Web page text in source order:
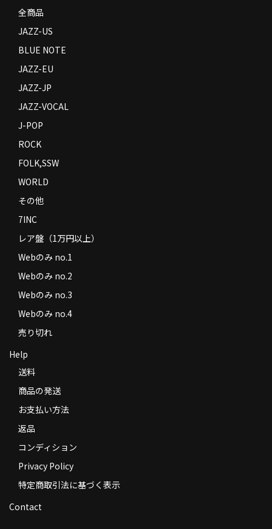
全商品
JAZZ-US
BLUE NOTE
JAZZ-EU
JAZZ-JP
JAZZ-VOCAL
J-POP
ROCK
FOLK,SSW
WORLD
その他
7INC
レア盤（1万円以上）
Webのみ no.1
Webのみ no.2
Webのみ no.3
Webのみ no.4
売り切れ
Help
送料
商品の発送
お支払い方法
返品
コンディション
Privacy Policy
特定商取引法に基づく表示
Contact